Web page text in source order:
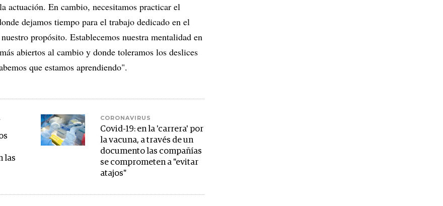
actuación. En cambio, necesitamos practicar el
dejamos tiempo para el trabajo dedicado en el
propósito. Establecemos nuestra mentalidad en
abiertos al cambio y donde toleramos los deslices
que estamos aprendiendo".
las
CORONAVIRUS
Covid-19: en la 'carrera' por
la vacuna, a través de un
documento las compañías
se comprometen a "evitar
atajos"